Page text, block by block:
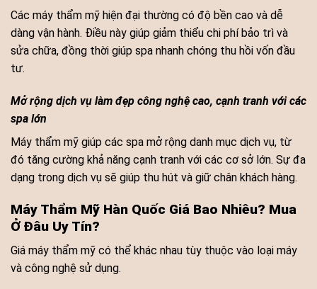
Các máy thẩm mỹ hiện đại thường có độ bền cao và dễ
dàng vận hành. Điều này giúp giảm thiểu chi phí bảo trì và
sửa chữa, đồng thời giúp spa nhanh chóng thu hồi vốn đầu
tư.
Mở rộng dịch vụ làm đẹp công nghệ cao, cạnh tranh với các
spa lớn
Máy thẩm mỹ giúp các spa mở rộng danh mục dịch vụ, từ
đó tăng cường khả năng cạnh tranh với các cơ sở lớn. Sự đa
dạng trong dịch vụ sẽ giúp thu hút và giữ chân khách hàng.
Máy Thẩm Mỹ Hàn Quốc Giá Bao Nhiêu? Mua
Ở Đâu Uy Tín?
Giá máy thẩm mỹ có thể khác nhau tùy thuộc vào loại máy
và công nghệ sử dụng.